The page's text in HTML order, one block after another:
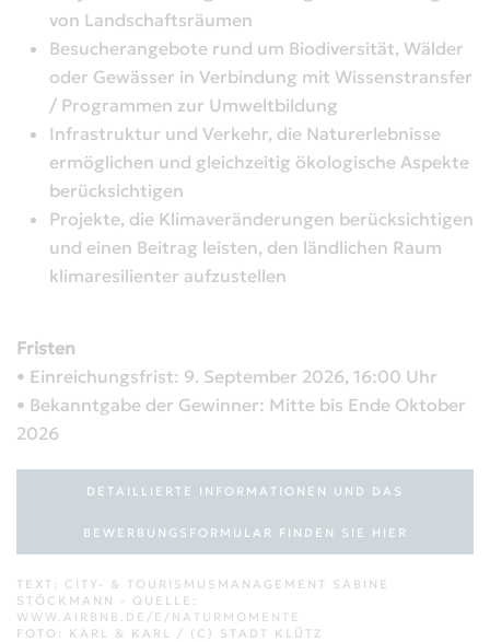
von Landschaftsräumen
Besucherangebote rund um Biodiversität, Wälder
oder Gewässer in Verbindung mit Wissenstransfer
/ Programmen zur Umweltbildung
Infrastruktur und Verkehr, die Naturerlebnisse
ermöglichen und gleichzeitig ökologische Aspekte
berücksichtigen
Projekte, die Klimaveränderungen berücksichtigen
und einen Beitrag leisten, den ländlichen Raum
klimaresilienter aufzustellen
Fristen
• Einreichungsfrist: 9. September 2026, 16:00 Uhr
• Bekanntgabe der Gewinner: Mitte bis Ende Oktober
2026
DETAILLIERTE INFORMATIONEN UND DAS
BEWERBUNGSFORMULAR FINDEN SIE HIER
TEXT: CITY- & TOURISMUSMANAGEMENT SABINE
STÖCKMANN - QUELLE:
WWW.AIRBNB.DE/E/NATURMOMENTE
FOTO: KARL & KARL / (C) STADT KLÜTZ